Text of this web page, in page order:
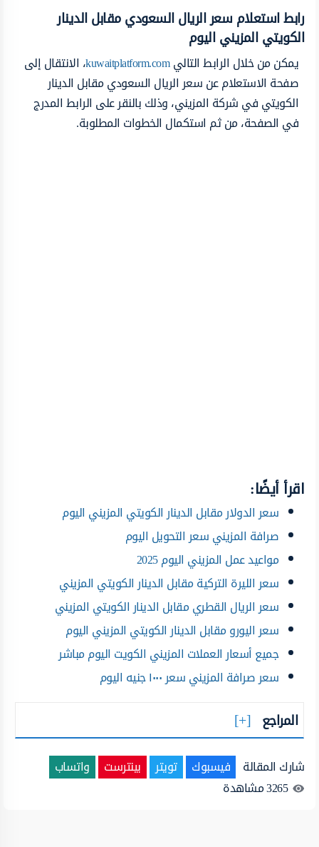
رابط استعلام سعر الريال السعودي مقابل الدينار
الكويتي المزيني اليوم
يمكن من خلال الرابط التاليkuwaitplatform.com، الانتقال إلى
صفحة الاستعلام عن سعر الريال السعودي مقابل الدينار
الكويتي في شركة المزيني، وذلك بالنقر على الرابط المدرج
في الصفحة، من ثم استكمال الخطوات المطلوبة.
اقرأ أيضًا:
سعر الدولار مقابل الدينار الكويتي المزيني اليوم
صرافة المزيني سعر التحويل اليوم
مواعيد عمل المزيني اليوم 2025
سعر الليرة التركية مقابل الدينار الكويتي المزيني
سعر الريال القطري مقابل الدينار الكويتي المزيني
سعر اليورو مقابل الدينار الكويتي المزيني اليوم
جميع أسعار العملات المزيني الكويت اليوم مباشر
سعر صرافة المزيني سعر ١٠٠٠ جنيه اليوم
المراجع
شارك المقالة فيسبوك تويتر بينترست
واتساب
3265مشاهدة